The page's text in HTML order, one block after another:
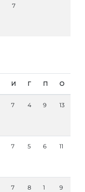
7
И Г П О
7 4 9 13
7 5 6 11
7 8 1 9